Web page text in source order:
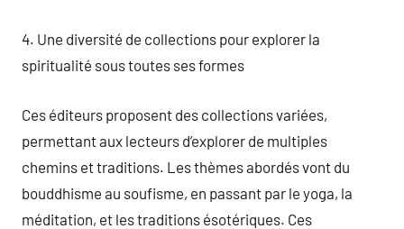
4. Une diversité de collections pour explorer la
spiritualité sous toutes ses formes
Ces éditeurs proposent des collections variées,
permettant aux lecteurs d’explorer de multiples
chemins et traditions. Les thèmes abordés vont du
bouddhisme au soufisme, en passant par le yoga, la
méditation, et les traditions ésotériques. Ces